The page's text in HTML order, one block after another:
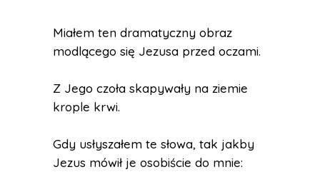
Miałem ten dramatyczny obraz
modlącego się Jezusa przed oczami.
Z Jego czoła skapywały na ziemie
krople krwi.
Gdy usłyszałem te słowa, tak jakby
Jezus mówił je osobiście do mnie: